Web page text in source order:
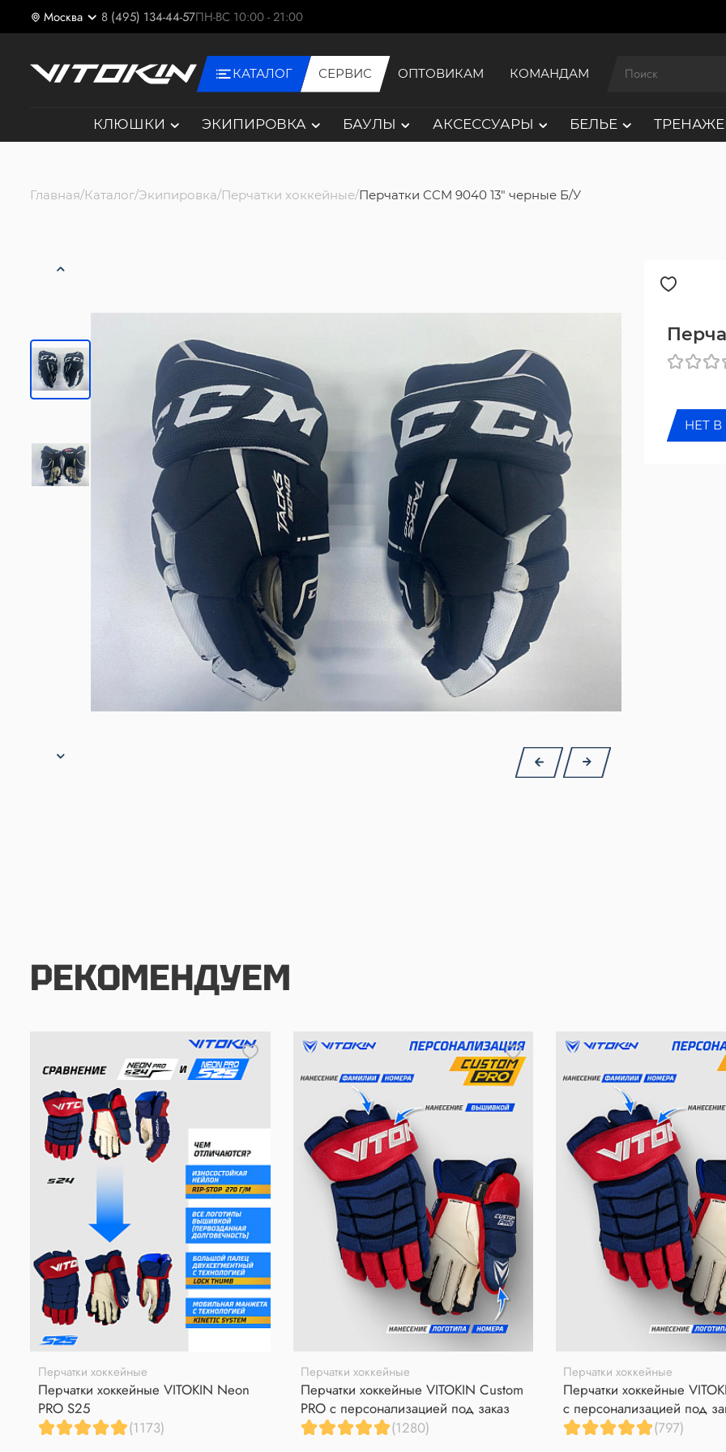
Москва 8 (495) 134-44-57ПН-ВС 10:00 - 21:00
КАТАЛОГ СЕРВИС ОПТОВИКАМ КОМАНДАМ
КЛЮШКИ ЭКИПИРОВКА БАУЛЫ АКСЕССУАРЫ БЕЛЬЕ
Главная Каталог Экипировка Перчатки хоккейные Перчатки CCM 9040 13" черные Б/У
НЕТ
РЕКОМЕНДУЕМ
Перчатки хоккейные
Перчатки хоккейные VITOKIN Neon
PRO S25
(1173)
Перчатки хоккейные
Перчатки хоккейные VITOKIN Custom
PRO с персонализацией под заказ
(1280)
Перчатки хоккейные
Перчатки хоккейные
с персонализацией под
(797)